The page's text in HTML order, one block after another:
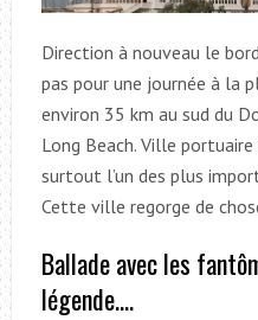
Direction à nouveau le
pas pour une journée à la
environ 35 km au sud du
Long Beach. Ville
surtout l’un des plus
Cette ville regorge de
Ballade avec les
légende….